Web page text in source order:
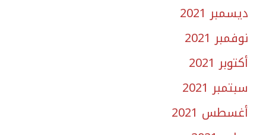
ديسمبر 2021
نوفمبر 2021
أكتوبر 2021
سبتمبر 2021
أغسطس 2021